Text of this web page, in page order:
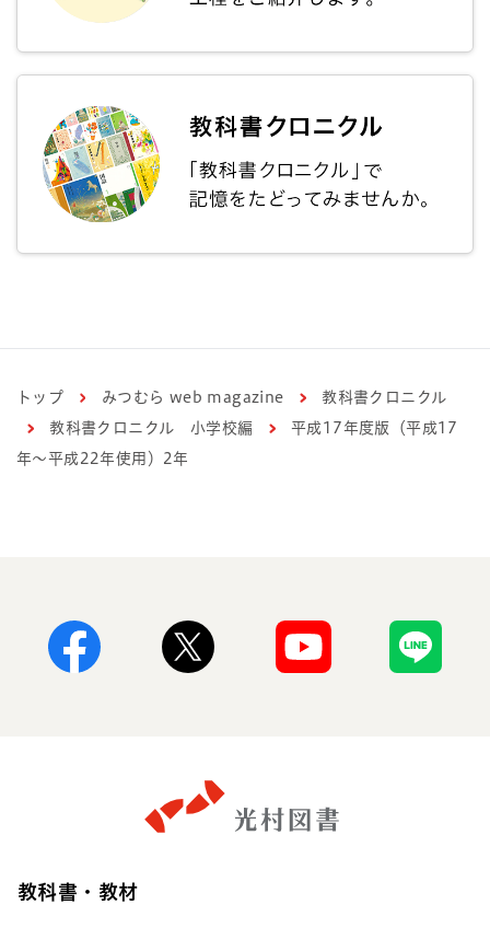
トップ みつむら web magazine
教科書クロニクル
教科書クロニクル 小学校編
平成17年度版（平成17
年～平成22年使用）2年
教科書・教材